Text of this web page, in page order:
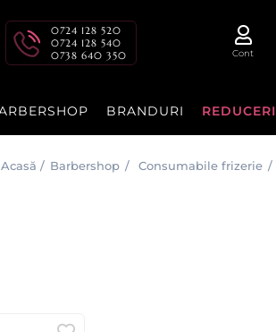
0724 128 520
0724 128 540
0738 640 350
Cont
BRANDURI REDUCERI
Acasă / Barbershop / Consumabile frizerie /